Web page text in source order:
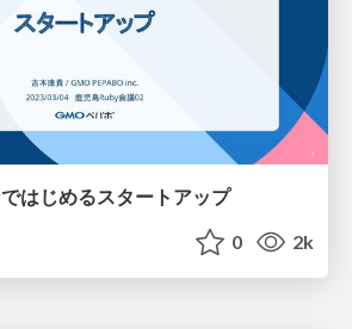
はじめるスタートアップ
0 2k